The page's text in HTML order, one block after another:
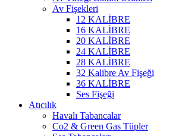
Av Fişekleri
12 KALİBRE
16 KALİBRE
20 KALİBRE
24 KALİBRE
28 KALİBRE
32 Kalibre Av Fişeği
36 KALİBRE
Ses Fişeği
Atıcılık
Havalı Tabancalar
Co2 & Green Gas Tüpler